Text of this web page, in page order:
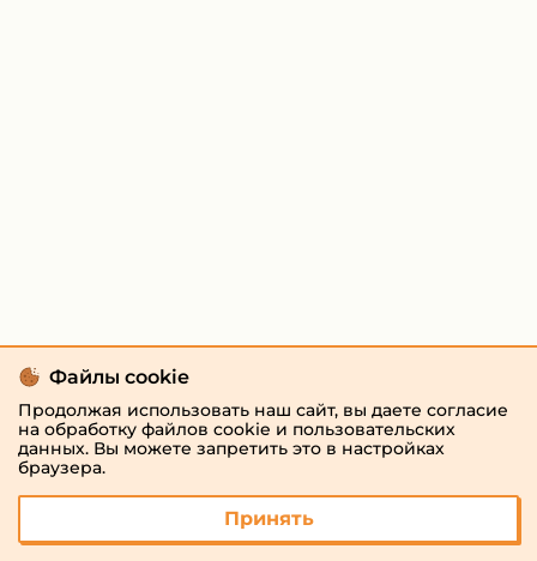
Файлы cookie
Продолжая использовать наш сайт, вы даете согласие
на обработку файлов cookie и пользовательских
данных. Вы можете запретить это в настройках
браузера.
Принять